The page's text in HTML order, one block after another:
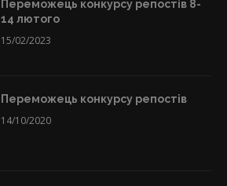
Переможець конкурсу репостів 8-
14 лютого
15/02/2023
Переможець конкурсу репостів
14/10/2020